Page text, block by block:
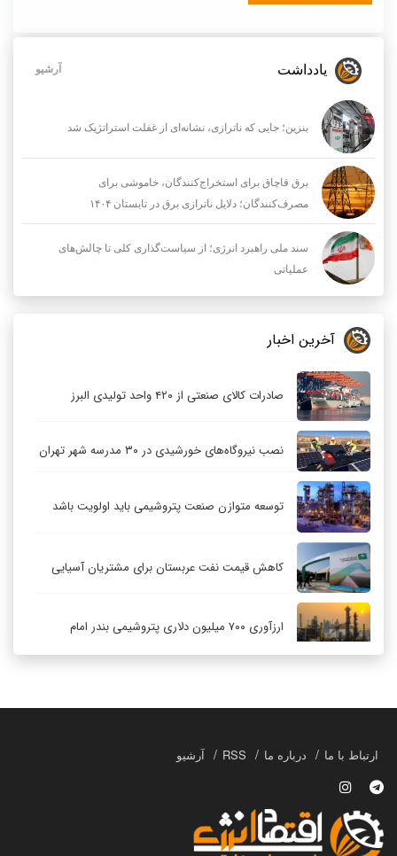
یادداشت آرشیو
بنزین؛ جایی که ناترازی، نشانه‌ای از غفلت استراتژیک شد
برق قاچاق برای استخراج‌کنندگان، خاموشی برای
مصرف‌کنندگان؛ دلایل ناترازی برق در تابستان ۱۴۰۴
سند ملی راهبرد انرژی؛ از سیاست‌گذاری کلی تا چالش‌های
عملیاتی
آخرین اخبار
صادرات کالای صنعتی از ۴۲۰ واحد تولیدی البرز
نصب نیروگاه‌های خورشیدی در ۳۰ مدرسه شهر تهران
توسعه متوازن صنعت پتروشیمی باید اولویت باشد
کاهش قیمت نفت عربستان برای مشتریان آسیایی
ارزآوری ۷۰۰ میلیون دلاری پتروشیمی بندر امام
چگونه انتخاب صحیح لوله‌ها باعث دوام سیستم‌های
ارتباط با ما درباره ما RSS آرشیو